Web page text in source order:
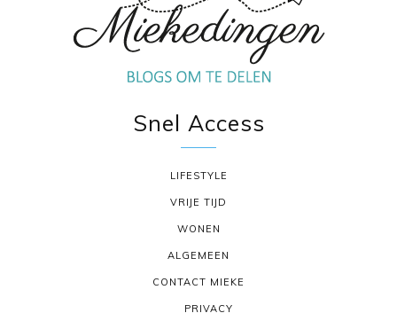
Snel Access
LIFESTYLE
VRIJE TIJD
WONEN
ALGEMEEN
CONTACT MIEKE
PRIVACY